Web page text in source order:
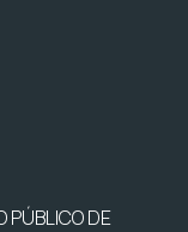
PÚBLICO DE